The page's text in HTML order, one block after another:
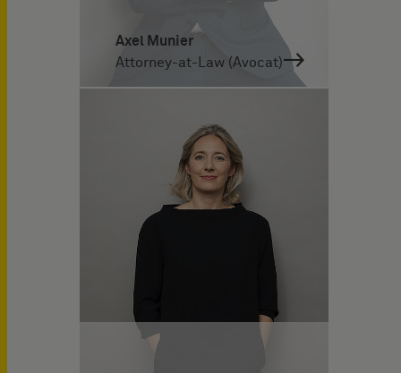
Axel Munier
Attorney-at-Law (Avocat)